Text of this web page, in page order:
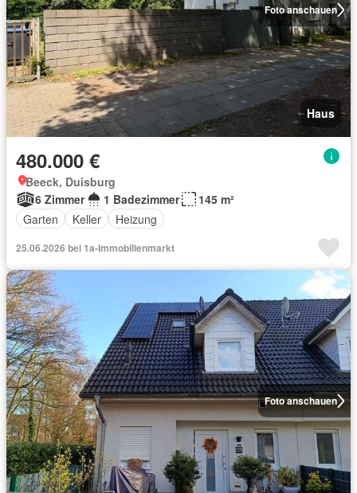
Foto anschauen
Haus
480.000 €
Beeck, Duisburg
6 Zimmer
1 Badezimmer
145 m²
Garten
Keller Heizung
25.06.2026 bei 1a-Immobilienmarkt
Foto anschauen